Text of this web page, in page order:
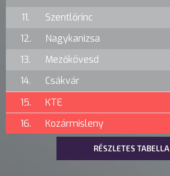
11.
Szentlőrinc
12.
Nagykanizsa
13.
Mezőkövesd
14.
Csákvár
15.
KTE
16.
Kozármisleny
RÉSZLETES TABELLA